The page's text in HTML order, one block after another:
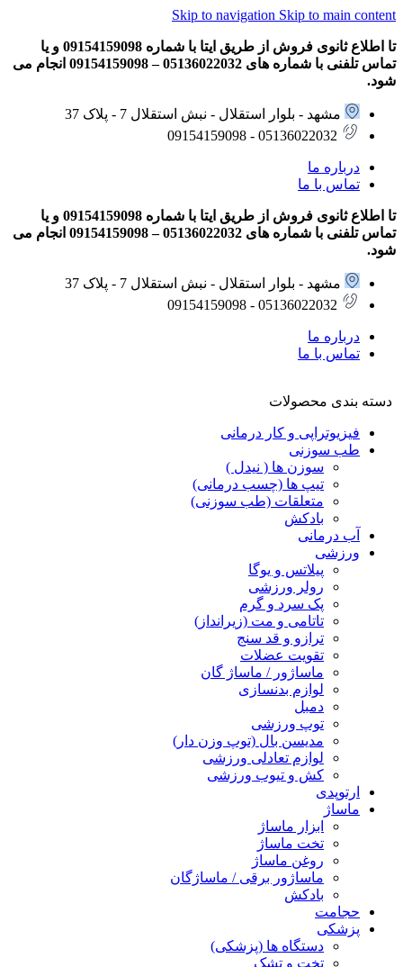
Skip to navigation Skip to main content
تا اطلاع ثانوی فروش از طریق ایتا با شماره 09154159098 و یا
تماس تلفنی با شماره های 05136022032 – 09154159098 انجام می
شود.
مشهد - بلوار استقلال - نبش استقلال 7 - پلاک 37
05136022032 - 09154159098
درباره ما
تماس با ما
تا اطلاع ثانوی فروش از طریق ایتا با شماره 09154159098 و یا
تماس تلفنی با شماره های 05136022032 – 09154159098 انجام می
شود.
مشهد - بلوار استقلال - نبش استقلال 7 - پلاک 37
05136022032 - 09154159098
درباره ما
تماس با ما
دسته بندی محصولات
فیزیوتراپی و کار درمانی
طب سوزنی
سوزن ها ( نیدل )
تیپ ها (چسب درمانی)
متعلقات (طب سوزنی)
بادکش
آب درمانی
ورزشی
پیلاتس و یوگا
رولر ورزشی
پک سرد و گرم
تاتامی و مت (زیرانداز)
ترازو و قد سنج
تقویت عضلات
ماساژور / ماساژ گان
لوازم بدنسازی
دمبل
توپ ورزشی
مدیسن بال (توپ وزن دار)
لوازم تعادلی ورزشی
کش و تیوب ورزشی
ارتوپدی
ماساژ
ابزار ماساژ
تخت ماساژ
روغن ماساژ
ماساژور برقی / ماساژگان
بادکش
حجامت
پزشکی
دستگاه ها (پزشکی)
تخت و تشک